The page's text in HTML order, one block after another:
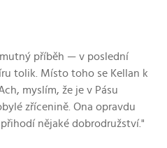
příběh — v poslední
tolik. Místo toho se Kellan k
myslím, že je v Pásu
zřícenině. Ona opravdu
nějaké dobrodružství."